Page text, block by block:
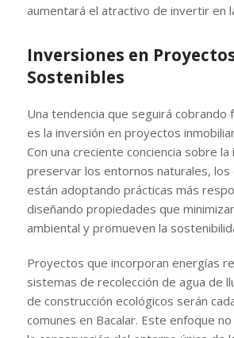
aumentará el atractivo de invertir en
Inversiones en
Sostenibles
Una tendencia que seguirá cobrando
es la inversión en proyectos
Con una creciente conciencia sobre
preservar los entornos naturales,
están adoptando prácticas más
diseñando propiedades que
ambiental y promueven la
Proyectos que incorporan energías
sistemas de recolección de agua de
de construcción ecológicos serán
comunes en Bacalar. Este enfoque